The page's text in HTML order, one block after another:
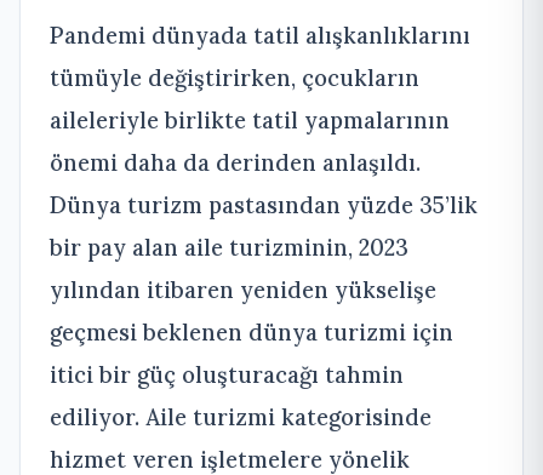
Pandemi dünyada tatil alışkanlıklarını
tümüyle değiştirirken, çocukların
aileleriyle birlikte tatil yapmalarının
önemi daha da derinden anlaşıldı.
Dünya turizm pastasından yüzde 35’lik
bir pay alan aile turizminin, 2023
yılından itibaren yeniden yükselişe
geçmesi beklenen dünya turizmi için
itici bir güç oluşturacağı tahmin
ediliyor. Aile turizmi kategorisinde
hizmet veren işletmelere yönelik